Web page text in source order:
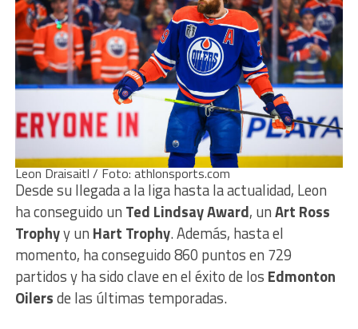
Leon Draisaitl / Foto: athlonsports.com
Desde su llegada a la liga hasta la actualidad, Leon
ha conseguido un Ted Lindsay Award, unArt Ross
Trophyy un Hart Trophy. Además, hasta el
momento, ha conseguido 860 puntos en 729
partidos y ha sido clave en el éxito de los Edmonton
Oilersde las últimas temporadas.